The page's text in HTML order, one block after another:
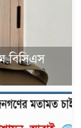
বিসিএস